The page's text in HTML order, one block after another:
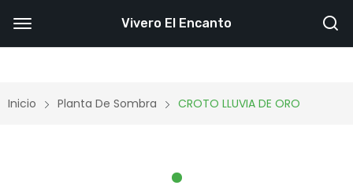
Inicio Planta De Sombra CROTO LLUVIA DE ORO
Vivero El Encanto